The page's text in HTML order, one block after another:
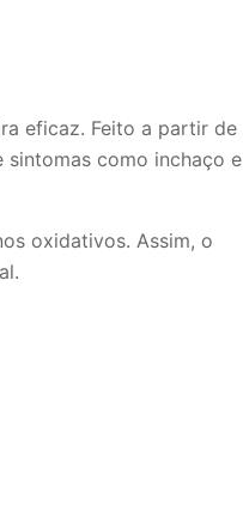
eficaz. Feito a partir de
como inchaço e
oxidativos. Assim, o